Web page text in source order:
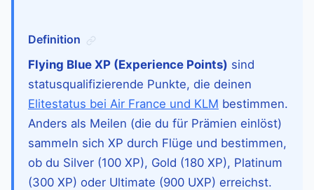
Definition
Flying Blue XP (Experience Points) sind
statusqualifizierende Punkte, die deinen
Elitestatus bei Air France und KLM bestimmen.
Anders als Meilen (die du für Prämien einlöst)
sammeln sich XP durch Flüge und bestimmen,
ob du Silver (100 XP), Gold (180 XP), Platinum
(300 XP) oder Ultimate (900 UXP) erreichst.